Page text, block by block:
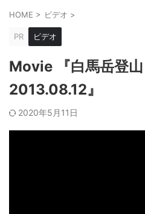
HOME > ビデオ >
PR ビデオ
Movie 『白馬岳登
2013.08.12』
2020年5月11日